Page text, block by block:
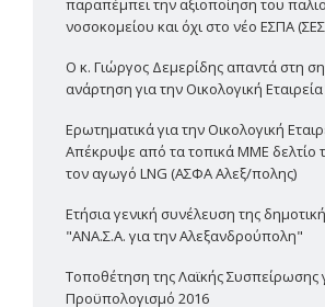
παραπέμπει την αξιοποίηση του
νοσοκομείου και όχι στο νέο ΕΣΠΑ
Ο κ. Γιώργος Δεμερίδης απαντά στη
ανάρτηση για την Οικολογική
Ερωτηματικά για την Οικολογική
Απέκρυψε από τα τοπικά ΜΜΕ δελτίο
τον αγωγό LNG (ΑΣΦΑ Αλεξ/πολης)
Ετήσια γενική συνέλευση της
"ΑΝΑ.Σ.Α. για την Αλεξανδρούπολη"
Τοποθέτηση της Λαϊκής Συσπείρωσης
Προϋπολογισμό 2016